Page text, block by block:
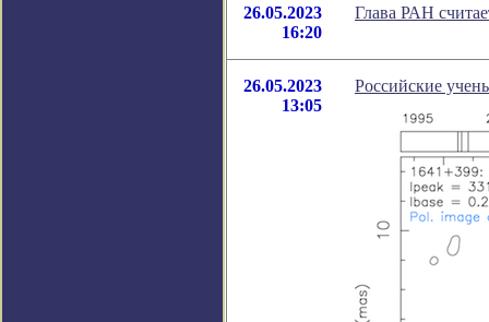
26.05.2023
16:20
Глава РАН
26.05.2023
13:05
Российские